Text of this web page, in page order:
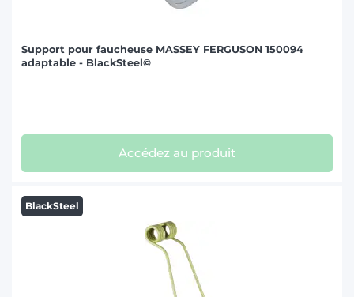
Support pour faucheuse MASSEY FERGUSON 150094
adaptable - BlackSteel©
Accédez au produit
BlackSteel